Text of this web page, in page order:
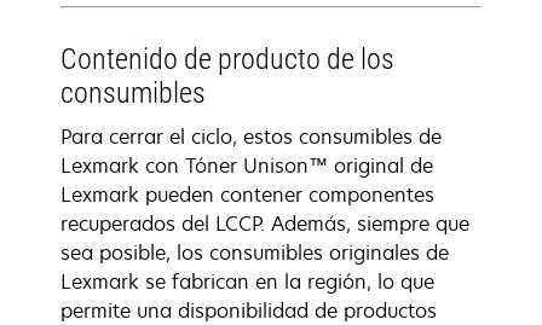
Contenido de producto de los
consumibles
Para cerrar el ciclo, estos consumibles de
Lexmark con Tóner Unison™ original de
Lexmark pueden contener componentes
recuperados del LCCP. Además, siempre que
sea posible, los consumibles originales de
Lexmark se fabrican en la región, lo que
permite una disponibilidad de productos